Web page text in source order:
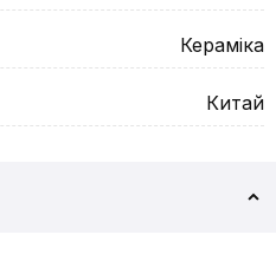
Кераміка
Китай